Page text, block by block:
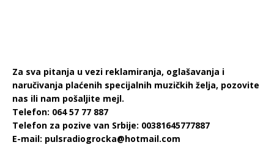
Za sva pitanja u vezi reklamiranja, oglašavanja i
naručivanja plaćenih specijalnih muzičkih želja, pozovite
nas ili nam pošaljite mejl.
Telefon: 064 57 77 887
Telefon za pozive van Srbije: 00381645777887
E-mail: pulsradiogrocka@hotmail.com